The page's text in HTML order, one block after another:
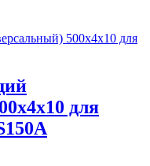
для